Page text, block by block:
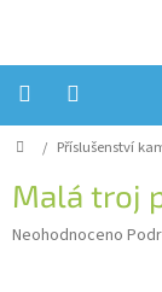
Úvod
Reklamace?
Obchodní
Domů
/ Příslušenství
Malá troj
Průměrné
Neohodnoceno